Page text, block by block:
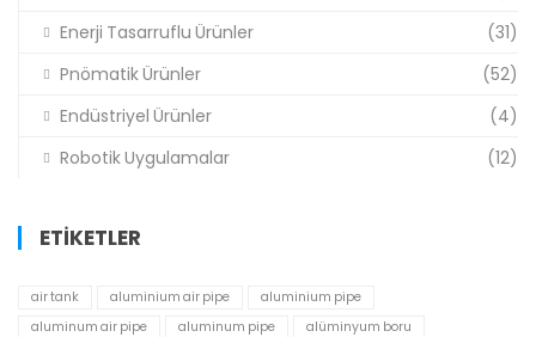
Enerji Tasarruflu Ürünler
(31)
Pnömatik Ürünler
(52)
Endüstriyel Ürünler
(4)
Robotik Uygulamalar
(12)
ETIKETLER
air tank aluminium air pipe
aluminium pipe
aluminum air pipe
aluminum pipe
alüminyum boru